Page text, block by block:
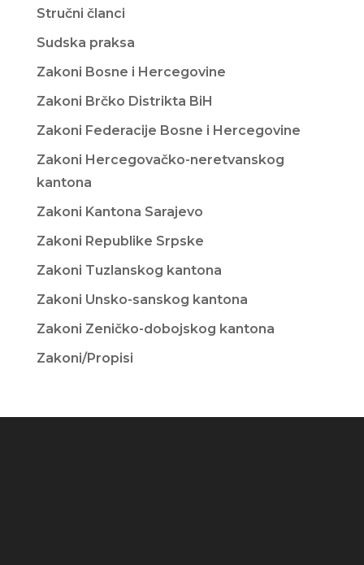
Stručni članci
Sudska praksa
Zakoni Bosne i Hercegovine
Zakoni Brčko Distrikta BiH
Zakoni Federacije Bosne i Hercegovine
Zakoni Hercegovačko-neretvanskog
kantona
Zakoni Kantona Sarajevo
Zakoni Republike Srpske
Zakoni Tuzlanskog kantona
Zakoni Unsko-sanskog kantona
Zakoni Zeničko-dobojskog kantona
Zakoni/Propisi